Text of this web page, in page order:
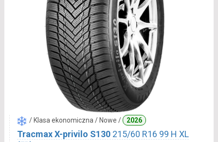
/ Klasa ekonomiczna / Nowe / 2026
Tracmax X-privilo S130 215/60 R16 99 H XL